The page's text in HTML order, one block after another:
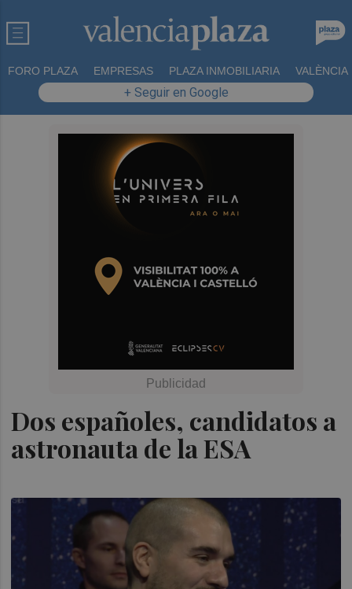
FORO PLAZA EMPRESAS PLAZA INMOBILIARIA VALÈNCIA
+ Seguir en Google
Dos españoles, candidatos a
astronauta de la ESA